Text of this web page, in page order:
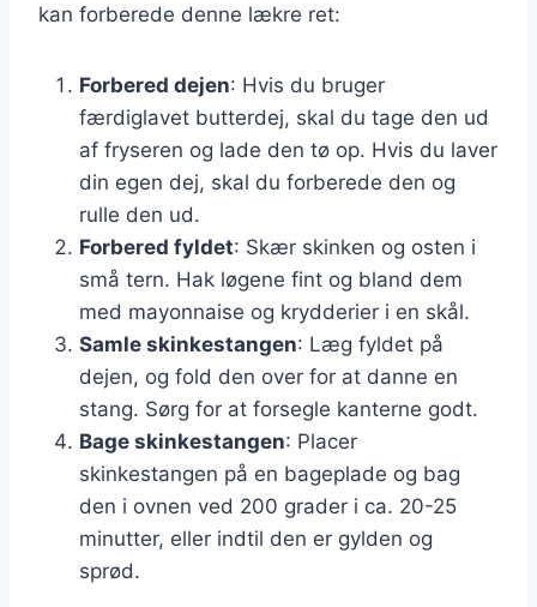
kan forberede denne lækre ret:
Forbered dejen: Hvis du bruger
færdiglavet butterdej, skal du tage den ud
af fryseren og lade den tø op. Hvis du laver
din egen dej, skal du forberede den og
rulle den ud.
Forbered fyldet: Skær skinken og osten i
små tern. Hak løgene fint og bland dem
med mayonnaise og krydderier i en skål.
Samle skinkestangen: Læg fyldet på
dejen, og fold den over for at danne en
stang. Sørg for at forsegle kanterne godt.
Bage skinkestangen: Placer
skinkestangen på en bageplade og bag
den i ovnen ved 200 grader i ca. 20-25
minutter, eller indtil den er gylden og
sprød.